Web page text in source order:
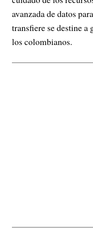
avanzada de datos
transfiere se destine
los colombianos.